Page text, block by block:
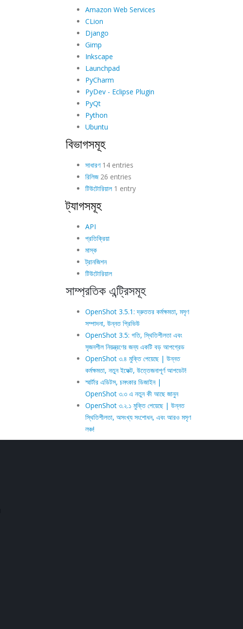
Amazon Web Services
CLion
Django
Gimp
Inkscape
Launchpad
PyCharm
PyDev - Eclipse Plugin
PyQt
Python
Ubuntu
বিভাগসমূহ
সাধারণ14 entries
রিলিজ26 entries
টিউটোরিয়াল1 entry
ট্যাগসমূহ
API
প্রতিক্রিয়া
মাস্ক
ট্রানজিশন
টিউটোরিয়াল
সাম্প্রতিক এন্ট্রিসমূহ
OpenShot 3.5.1: দ্রুততর কর্মক্ষমতা, মসৃণ
সম্পাদনা, উন্নত প্রিভিউ
OpenShot 3.5: গতি, স্থিতিশীলতা এবং
সৃজনশীল নিয়ন্ত্রণের জন্য একটি বড় আপগ্রেড
OpenShot ৩.৪ মুক্তি পেয়েছে | উন্নত
কর্মক্ষমতা, নতুন ইফেক্ট, উত্তেজনাপূর্ণ আপডেট!
স্মার্টার এডিটস, চমৎকার ডিজাইন |
OpenShot ৩.৩ এ নতুন কী আছে জানুন
OpenShot ৩.২.১ মুক্তি পেয়েছে | উন্নত
স্থিতিশীলতা, অসংখ্য সংশোধন, এবং আরও মসৃণ
লঞ্চ!